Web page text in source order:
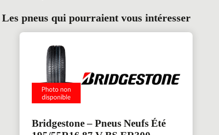
Les pneus qui pourraient vous intéresser
Bridgestone – Pneus Neufs Été